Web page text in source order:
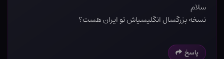
سلام
نسخه بزرگسال انگلیسیاش تو ایران هست؟
پاسخ